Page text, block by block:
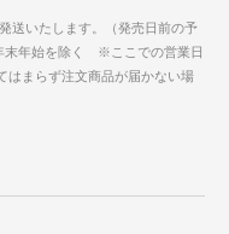
送いたします。（発売日前の予
末年始を除く ※ここでの営業日
はまらず注文商品が届かない場